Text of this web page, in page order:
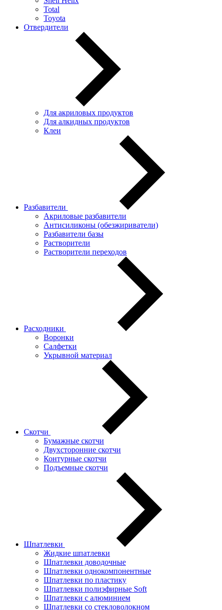
Total
Toyota
Отвердители
Для акриловых продуктов
Для алкидных продуктов
Клеи
Разбавители
Акриловые разбавители
Антисиликоны (обезжириватели)
Разбавители базы
Растворители
Растворители переходов
Расходники
Воронки
Салфетки
Укрывной материал
Скотчи
Бумажные скотчи
Двухсторонние скотчи
Контурные скотчи
Подъемные скотчи
Шпатлевки
Жидкие шпатлевки
Шпатлевки доводочные
Шпатлевки однокомпонентные
Шпатлевки по пластику
Шпатлевки полиэфирные Soft
Шпатлевки с алюминием
Шпатлевки со стекловолокном